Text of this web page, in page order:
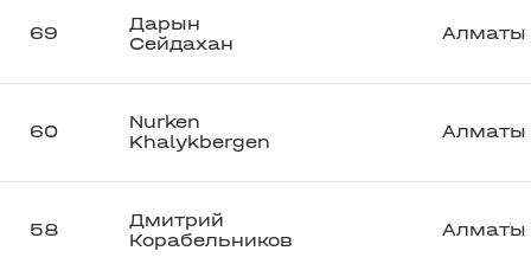
69
Дарын
Сейдахан
Алматы
60
Nurken
Khalykbergen
Алматы
58
Дмитрий
Корабельников
Алматы